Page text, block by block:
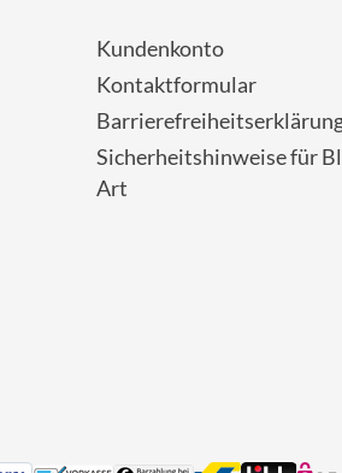
Kundenkonto
Kontaktformular
Sicherheitshinweise für
Art